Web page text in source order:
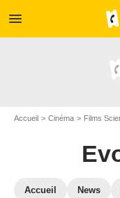
menu
Accueil Cinéma Films
Accueil News